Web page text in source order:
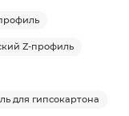
Z-профиль
для гипсокартона